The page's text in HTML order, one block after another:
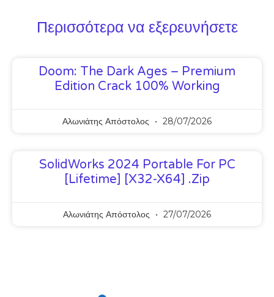
Περισσότερα να εξερευνήσετε
Doom: The Dark Ages – Premium
Edition Crack 100% Working
Αλωνιάτης Απόστολος 28/07/2026
SolidWorks 2024 Portable For PC
[Lifetime] [x32-X64] .zip
Αλωνιάτης Απόστολος 27/07/2026